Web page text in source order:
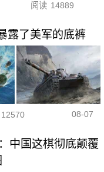
阅读 14889
露了美军的底裤
12570 08-07
中国这棋彻底颠覆